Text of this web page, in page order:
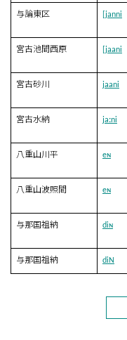
与論東区 [janni
宮古池間西原 [jaani
宮古砂川 jaani
宮古水納 jaːni
八重山川平 eɴ
八重山波照間 eɴ
与那国祖納 diɴ
与那国祖納 diN